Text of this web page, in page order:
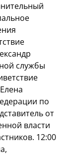
службы
по
от
власти
12:00